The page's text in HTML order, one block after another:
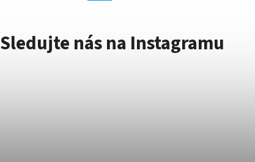
Sledujte nás na Instagramu